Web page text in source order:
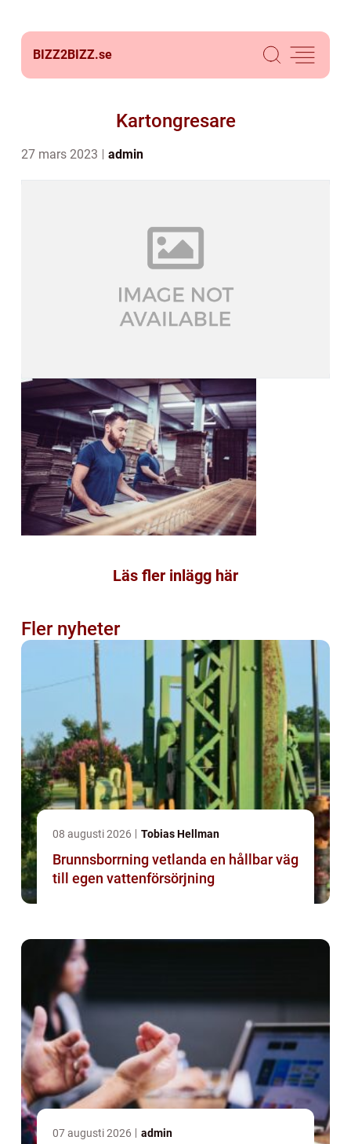
BIZZ2BIZZ.se
Kartongresare
27 mars 2023 admin
Läs fler inlägg här
Fler nyheter
08 augusti 2026 Tobias Hellman
Brunnsborrning vetlanda en hållbar väg
till egen vattenförsörjning
07 augusti 2026 admin